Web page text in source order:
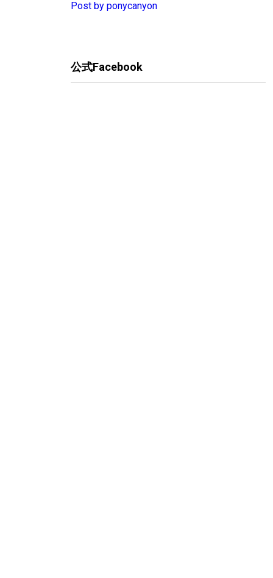
Post by ponycanyon
公式Facebook